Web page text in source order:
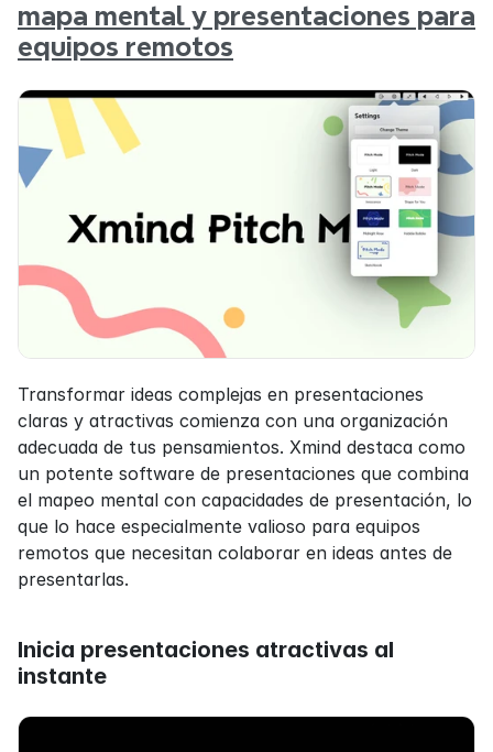
mapa mental y presentaciones para
equipos remotos
Transformar ideas complejas en presentaciones
claras y atractivas comienza con una organización
adecuada de tus pensamientos. Xmind destaca como
un potente software de presentaciones que combina
el mapeo mental con capacidades de presentación, lo
que lo hace especialmente valioso para equipos
remotos que necesitan colaborar en ideas antes de
presentarlas.
Inicia presentaciones atractivas al
instante